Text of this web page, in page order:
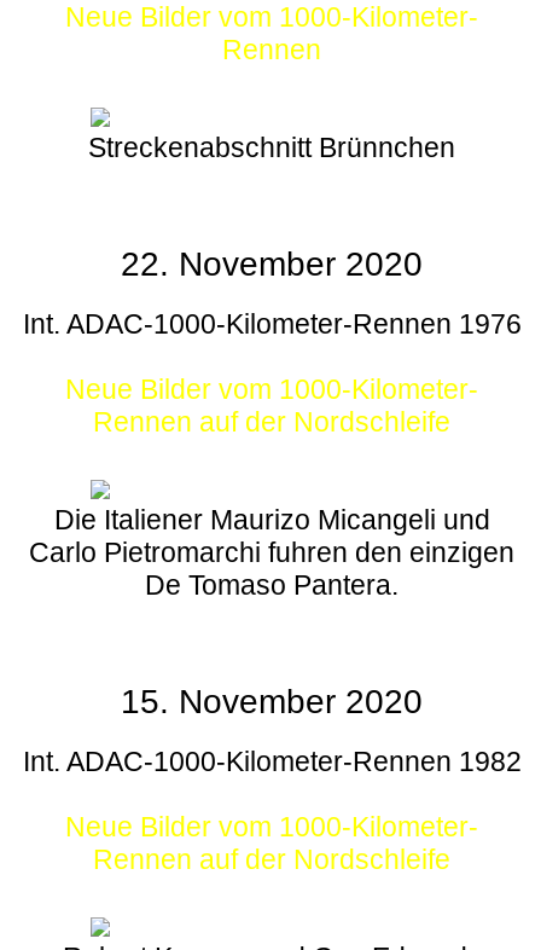
Neue Bilder vom 1000-Kilometer-
Rennen
Streckenabschnitt Brünnchen
22. November 2020
Int. ADAC-1000-Kilometer-Rennen 1976
Neue Bilder vom 1000-Kilometer-
Rennen auf der Nordschleife
Die Italiener Maurizo Micangeli und
Carlo Pietromarchi fuhren den einzigen
De Tomaso Pantera.
15. November 2020
Int. ADAC-1000-Kilometer-Rennen 1982
Neue Bilder vom 1000-Kilometer-
Rennen auf der Nordschleife